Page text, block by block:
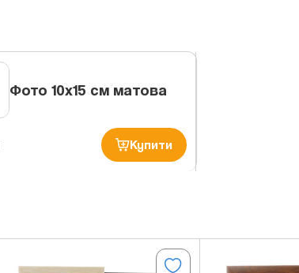
Фото 10х15 см матова
Купити